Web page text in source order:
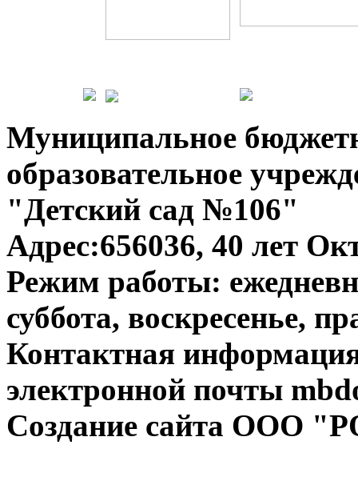
Муниципальное
образовательное
"Детский сад №106"
Адрес:656036, 40 лет
Режим работы:
суббота, воскресенье,
Контактная
электронной почты
Создание сайта ООО